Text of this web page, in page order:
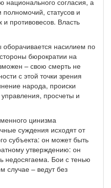
национального согласия, а
полномочий, статусов и
противовесов. Власть
насилием по
бюрократии на
– свою смерть не
с этой точки зрения
народа, происки
просчеты и
цинизма
суждения исходят от
субъекта: он может быть
утверждению: он
недосягаема. Бои с тенью
случае – ведут без